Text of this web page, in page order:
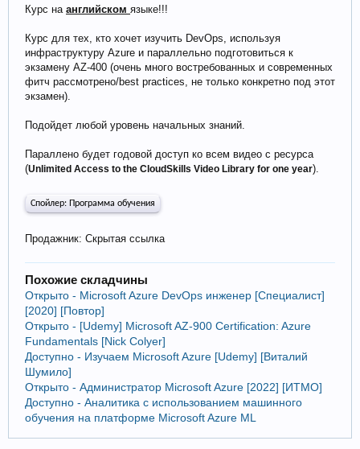
Курс на английском языке!!!
Курс для тех, кто хочет изучить DevOps, используя
инфраструктуру Azure и параллельно подготовиться к
экзамену AZ-400 (очень много востребованных и современных
фитч рассмотрено/best practices, не только конкретно под этот
экзамен).
Подойдет любой уровень начальных знаний.
Параллено будет годовой доступ ко всем видео с ресурса
(Unlimited Access to the CloudSkills Video Library for one year).
Спойлер: Программа обучения
Продажник: Скрытая ссылка
Похожие складчины
Открыто - Microsoft Azure DevOps инженер [Специалист]
[2020] [Повтор]
Открыто - [Udemy] Microsoft AZ-900 Certification: Azure
Fundamentals [Nick Colyer]
Доступно - Изучаем Microsoft Azure [Udemy] [Виталий
Шумило]
Открыто - Администратор Microsoft Azure [2022] [ИТМО]
Доступно - Аналитика с использованием машинного
обучения на платформе Microsoft Azure ML